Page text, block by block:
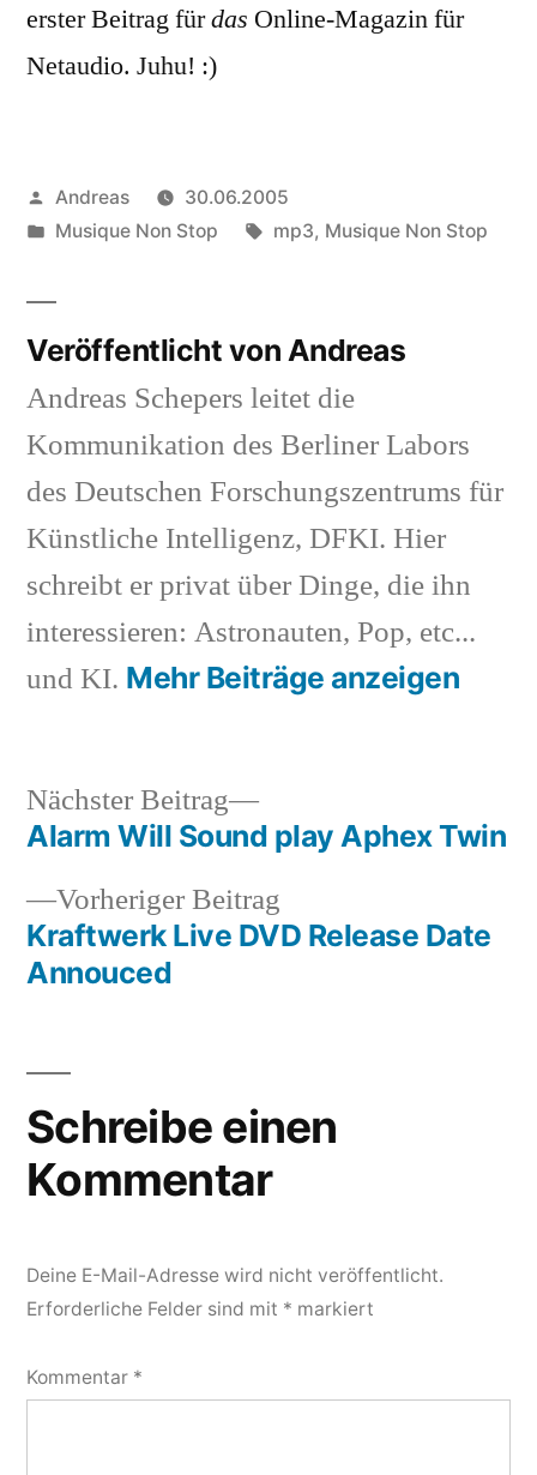
erster Beitrag fürdas Online-Magazin für
Netaudio. Juhu! :)
Veröffentlicht
von
Andreas
30.06.2005
Veröffentlicht
Musique Non Stop Schlagwörter:
mp3, Musique Non Stop
Veröffentlicht von Andreas
Andreas Schepers leitet die
Kommunikation des Berliner Labors
des Deutschen Forschungszentrums für
Künstliche Intelligenz, DFKI. Hier
schreibt er privat über Dinge, die ihn
interessieren: Astronauten, Pop, etc...
und KI. Mehr Beiträge anzeigen
Beitragsnavigation
Vorheriger Beitrag
Beitrag:
Kraftwerk Live DVD Release Date
Annouced
Nächster Beitrag
Nächster
Beitrag:
Alarm Will Sound play Aphex Twin
Schreibe einen
Kommentar
Deine E-Mail-Adresse wird nicht veröffentlicht.
Erforderliche Felder sind mit * markiert
Kommentar *